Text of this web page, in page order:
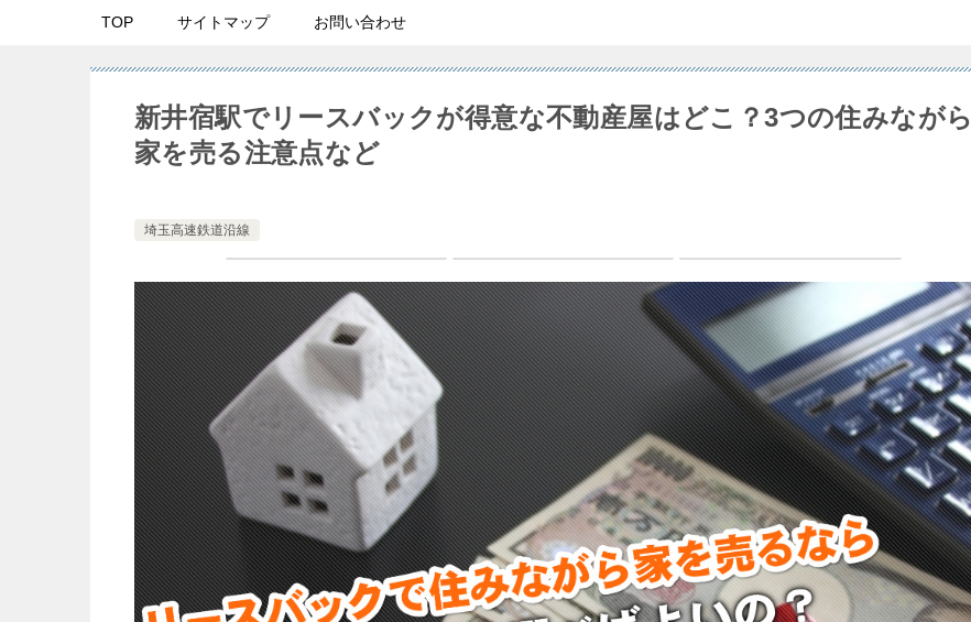
TOP サイトマップ お問い合わせ
新井宿駅でリースバックが得意な不動産屋はどこ？3つの住みながら
家を売る注意点など
埼玉高速鉄道沿線